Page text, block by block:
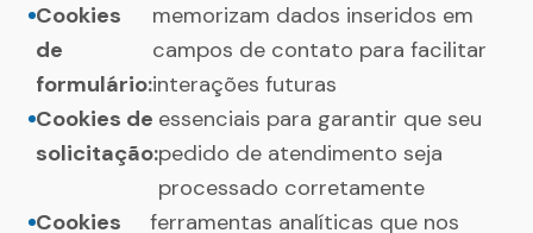
Cookies
de
formulário:
memorizam dados inseridos em
campos de contato para facilitar
interações futuras
Cookies de
solicitação:
essenciais para garantir que seu
pedido de atendimento seja
processado corretamente
Cookies
ferramentas analíticas que nos